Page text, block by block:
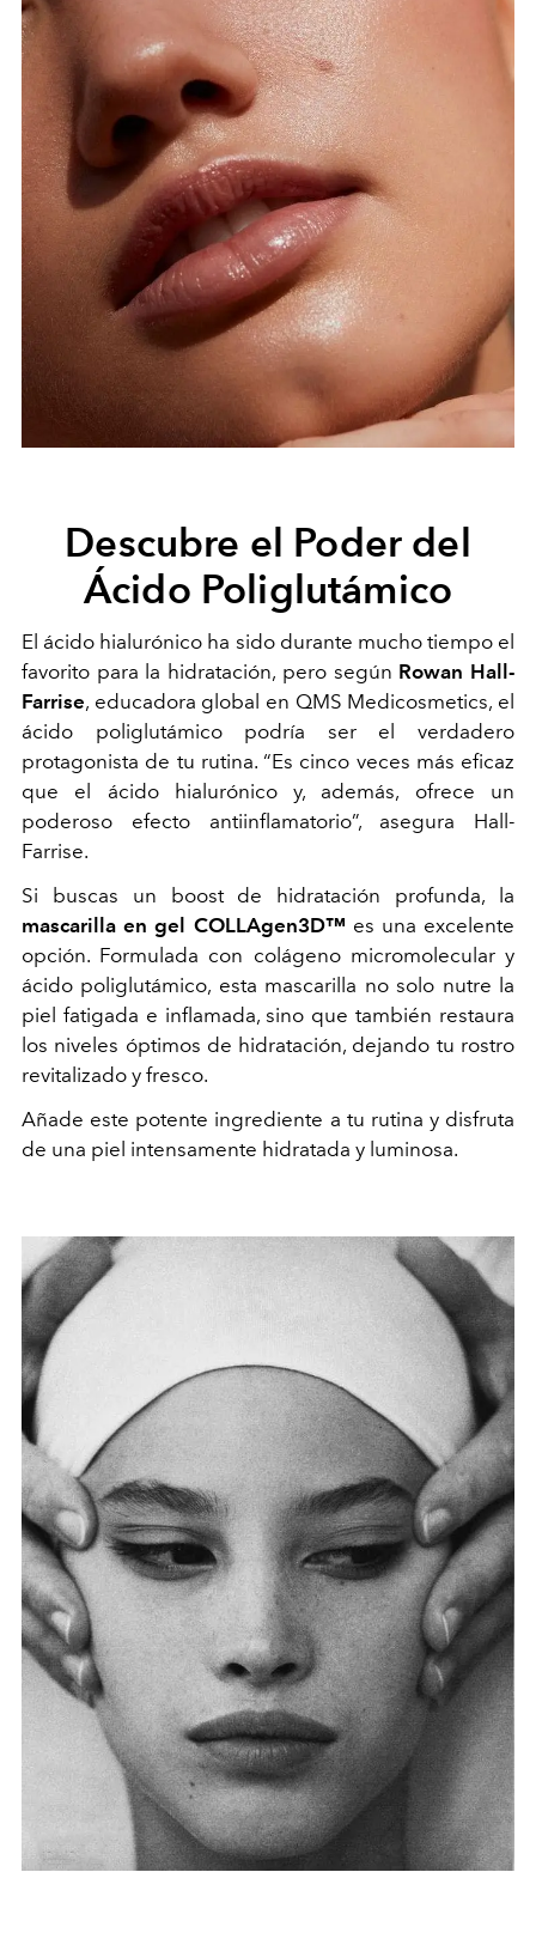
Descubre el Poder del
Ácido Poliglutámico
El ácido hialurónico ha sido durante mucho tiempo el
favorito para la hidratación, pero según Rowan Hall-
Farrise, educadora global en QMS Medicosmetics, el
ácido poliglutámico podría ser el verdadero
protagonista de tu rutina. “Es cinco veces más eficaz
que el ácido hialurónico y, además, ofrece un
poderoso efecto antiinflamatorio”, asegura Hall-
Farrise.
Si buscas un boost de hidratación profunda, la
mascarilla en gel COLLAgen3D™ es una excelente
opción. Formulada con colágeno micromolecular y
ácido poliglutámico, esta mascarilla no solo nutre la
piel fatigada e inflamada, sino que también restaura
los niveles óptimos de hidratación, dejando tu rostro
revitalizado y fresco.
Añade este potente ingrediente a tu rutina y disfruta
de una piel intensamente hidratada y luminosa.